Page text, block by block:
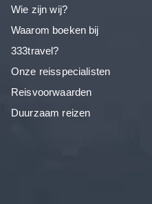
Wie zijn wij?
Waarom boeken bij
333travel?
Onze reisspecialisten
Reisvoorwaarden
Duurzaam reizen